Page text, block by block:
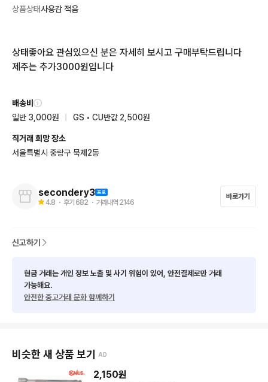
상품상태사용감 적음
상태좋아요 관심있으신 분은 자세히 보시고 구매부탁드립니다
제주는 추가3000원입니다
배송비
일반 3,000원
GS • CU반값 2,500원
직거래 희망 장소
서울특별시 중랑구 묵제2동
secondery3
4.8 ・ 후기 682 ・ 거래내역 2146
바로가기
신고하기
현금 거래는 개인 정보 노출 및 사기 위험이 있어, 안전결제로만 거래
가능해요.
안전한 중고거래 문화 함께하기
비슷한 새 상품 보기 AD
2,150원